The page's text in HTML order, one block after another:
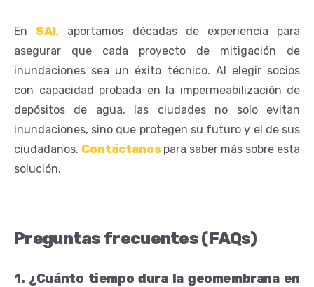
En SAI, aportamos décadas de experiencia para
asegurar que cada proyecto de mitigación de
inundaciones sea un éxito técnico. Al elegir socios
con capacidad probada en la impermeabilización de
depósitos de agua, las ciudades no solo evitan
inundaciones, sino que protegen su futuro y el de sus
ciudadanos. Contáctanos para saber más sobre esta
solución.
Preguntas frecuentes (FAQs)
1. ¿Cuánto tiempo dura la geomembrana en